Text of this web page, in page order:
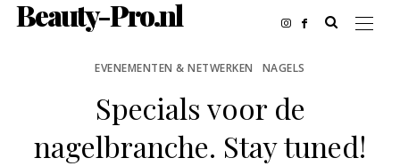
Beauty-Pro.nl
EVENEMENTEN & NETWERKEN NAGELS
Specials voor de
nagelbranche. Stay tuned!